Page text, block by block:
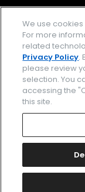
プラ
Amazon Payは
We use
For more
related
Privacy Policy.
please review
selection. You
accessing the
this site.